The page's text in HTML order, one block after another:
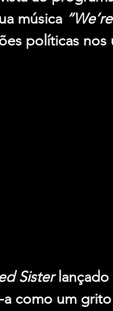
música
políticas nos
Sister lançado
a como um